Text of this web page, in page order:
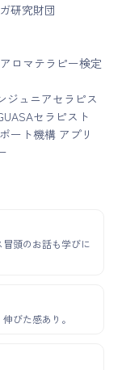
研究財団
ロマテラピー検定
ジュニアセラピス
セラピスト
ート機構 アプリ
頭のお話も学びに
びた感あり。